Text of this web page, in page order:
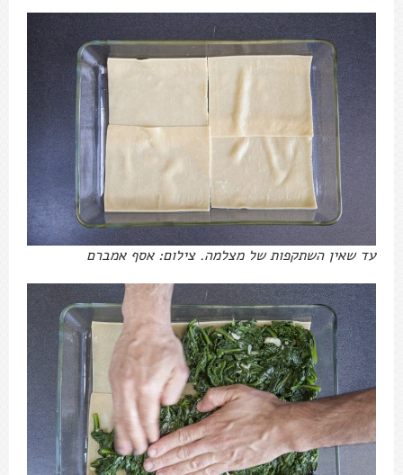
עד שאין השתקפות של מצלמה. צילום: אסף אמברם